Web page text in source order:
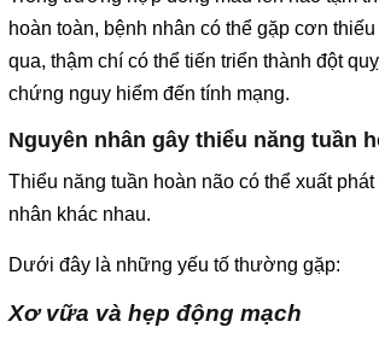
hoàn toàn, bệnh nhân có thể gặp cơn
qua, thậm chí có thể tiến triển thành đột
chứng nguy hiểm đến tính mạng.
Nguyên nhân gây thiểu năng tuần
Thiểu năng tuần hoàn não có thể xuất
nhân khác nhau.
Dưới đây là những yếu tố thường gặp:
Xơ vữa và hẹp động mạch